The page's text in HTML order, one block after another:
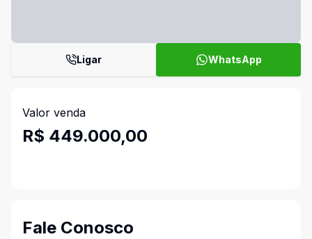
Ligar WhatsApp
Valor venda
R$ 449.000,00
Fale Conosco